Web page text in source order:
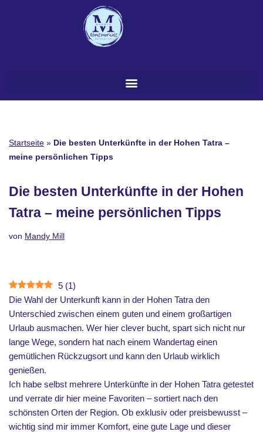
Startseite » Die besten Unterkünfte in der Hohen Tatra –
meine persönlichen Tipps
Die besten Unterkünfte in der Hohen
Tatra – meine persönlichen Tipps
von Mandy Mill
5 (1)
Die Wahl der Unterkunft kann in der Hohen Tatra den
Unterschied zwischen einem guten und einem großartigen
Urlaub ausmachen. Wer hier clever bucht, spart sich nicht nur
lange Wege, sondern hat nach einem Wandertag einen
gemütlichen Rückzugsort und kann den Urlaub wirklich
genießen.
Ich habe selbst mehrere Unterkünfte in der Hohen Tatra getestet
und verrate dir hier meine Favoriten – sortiert nach den
schönsten Orten der Region. Ob exklusiv oder preisbewusst –
wichtig sind mir immer Komfort, eine gute Lage und dieser